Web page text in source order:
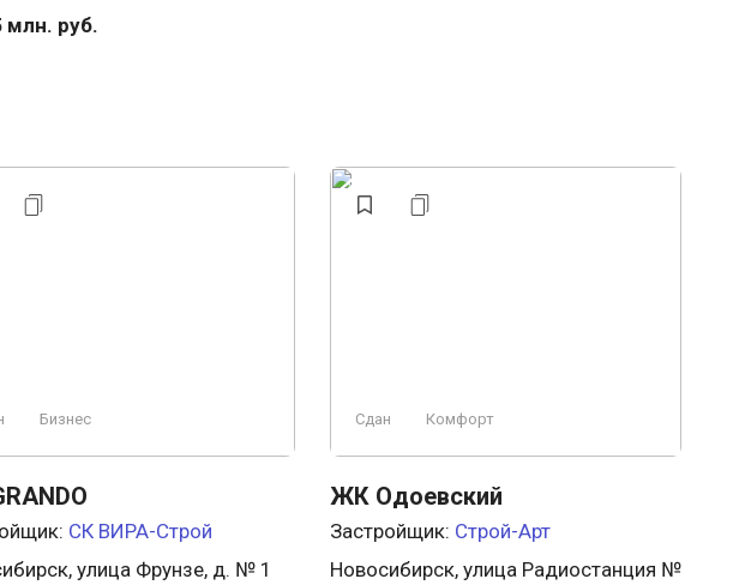
млн. руб.
Бизнес
СК ВИРА-Строй
улица Фрунзе, д. № 1
Сдан Комфорт
ЖК Одоевский
Застройщик: Строй-Арт
Новосибирск, улица Радиостанция №